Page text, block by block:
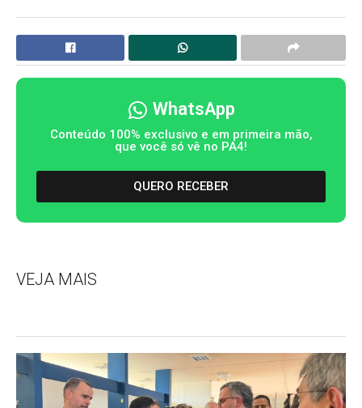
WhatsApp
Conteúdo 100% exclusivo e em primeira mão,
que você só vê no PA4!
QUERO RECEBER
VEJA MAIS